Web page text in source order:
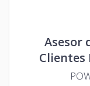
Asesor
Clientes